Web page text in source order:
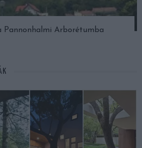
Pannonhalmi Arborétumba